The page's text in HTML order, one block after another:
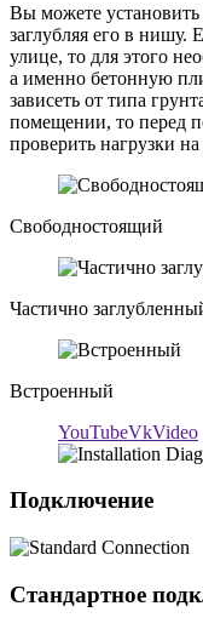
Вы можете
заглубляя его в нишу.
улице, то для этого
а именно бетонную
зависеть от типа
помещении, то перед
проверить нагрузки
Свободностоящий
Частично
Встроенный
YouTubeVkVideo
Подключение
Стандартное